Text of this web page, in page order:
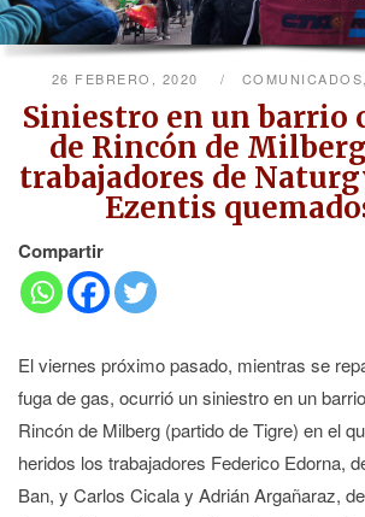
26 FEBRERO, 2020 COMUNICADOS,
Siniestro en un barrio
de Rincón de
trabajadores de
Ezentis
Compartir
El viernes próximo pasado, mientras se
fuga de gas, ocurrió un siniestro en un
Rincón de Milberg (partido de Tigre) en el
heridos los trabajadores Federico Edorna,
Ban, y Carlos Cicala y Adrián Argañaraz,